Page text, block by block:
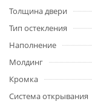
Толщина двери
Тип остекления
Наполнение
Молдинг
Кромка
Система открывания